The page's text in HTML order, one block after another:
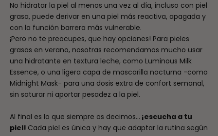
No hidratar la piel al menos una vez al día, incluso con piel
grasa, puede derivar en una piel más reactiva, apagada y
con la función barrera más vulnerable.
¡Pero no te preocupes, que hay opciones! Para pieles
grasas en verano, nosotras recomendamos mucho usar
una hidratante en textura leche, como Luminous Milk
Essence, o una ligera capa de mascarilla nocturna -como
Midnight Mask- para una dosis extra de confort semanal,
sin saturar ni aportar pesadez a la piel.
Al final es lo que siempre os decimos… ¡escucha a tu
piel! Cada piel es única y hay que adaptar la rutina según